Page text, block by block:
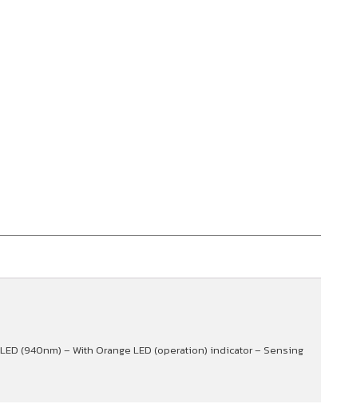
(940nm) – With Orange LED (operation) indicator – Sensing